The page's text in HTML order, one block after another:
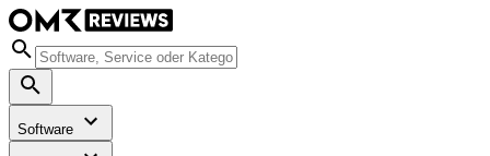
Software